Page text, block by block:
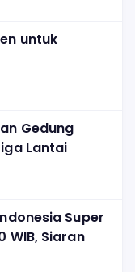
untuk
Gedung
Lantai
Super
WIB, Siaran